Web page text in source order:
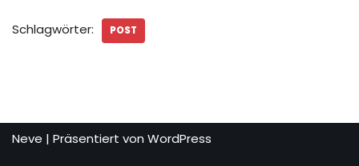
Schlagwörter: POST
Neve | Präsentiert von WordPress